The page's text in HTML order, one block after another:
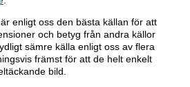
enligt oss den bästa källan för att
och betyg från andra källor
sämre källa enligt oss av flera
främst för att de helt enkelt
bild.